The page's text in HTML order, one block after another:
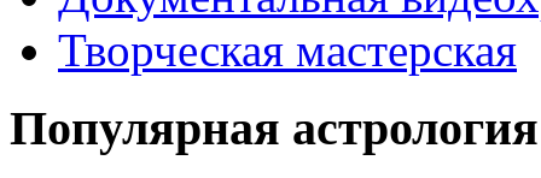
Творческая мастерская
Популярная астрология